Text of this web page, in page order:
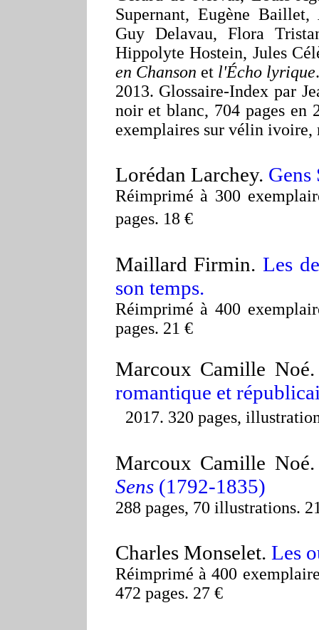
Supernant, Eugène
Guy Delavau, Flora
Hippolyte Hostein, Jules
en Chanson et l'Écho lyrique.
2013. Glossaire-Index par
noir et blanc, 704 pages en
exemplaires sur vélin ivoire,
Lorédan Larchey. Gens
Réimprimé à 300
pages. 18 €
Maillard Firmin.Les
son temps.
Réimprimé à 400
pages. 21 €
Marcoux Camille
romantique et
2017. 320 pages,
Marcoux Camille
Sens (1792-1835)
288 pages, 70 illustrations.
Charles Monselet. Les
Réimprimé à 400
472 pages. 27 €